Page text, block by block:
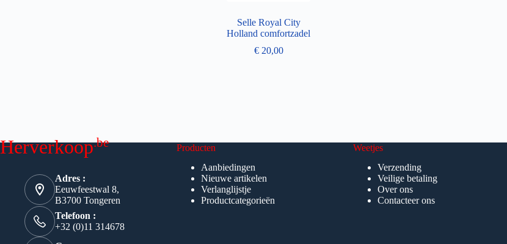
Selle Royal City
Holland comfortzadel
€20,00
Herverkoop.be
Adres :
Eeuwfeestwal 8,
B3700 Tongeren
Telefoon :
+32 (0)11 314678
Producten
Aanbiedingen
Nieuwe artikelen
Verlanglijstje
Productcategorieën
Weetjes
Verzending
Veilige betaling
Over ons
Contacteer ons